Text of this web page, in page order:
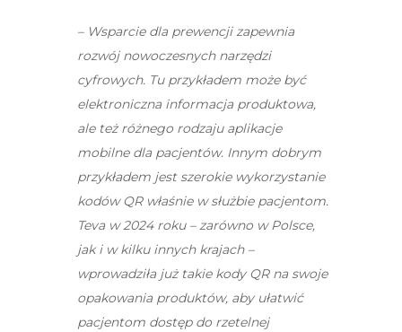
– Wsparcie dla prewencji zapewnia
rozwój nowoczesnych narzędzi
cyfrowych. Tu przykładem może być
elektroniczna informacja produktowa,
ale też różnego rodzaju aplikacje
mobilne dla pacjentów. Innym dobrym
przykładem jest szerokie wykorzystanie
kodów QR właśnie w służbie pacjentom.
Teva w 2024 roku – zarówno w Polsce,
jak i w kilku innych krajach –
wprowadziła już takie kody QR na swoje
opakowania produktów, aby ułatwić
pacjentom dostęp do rzetelnej